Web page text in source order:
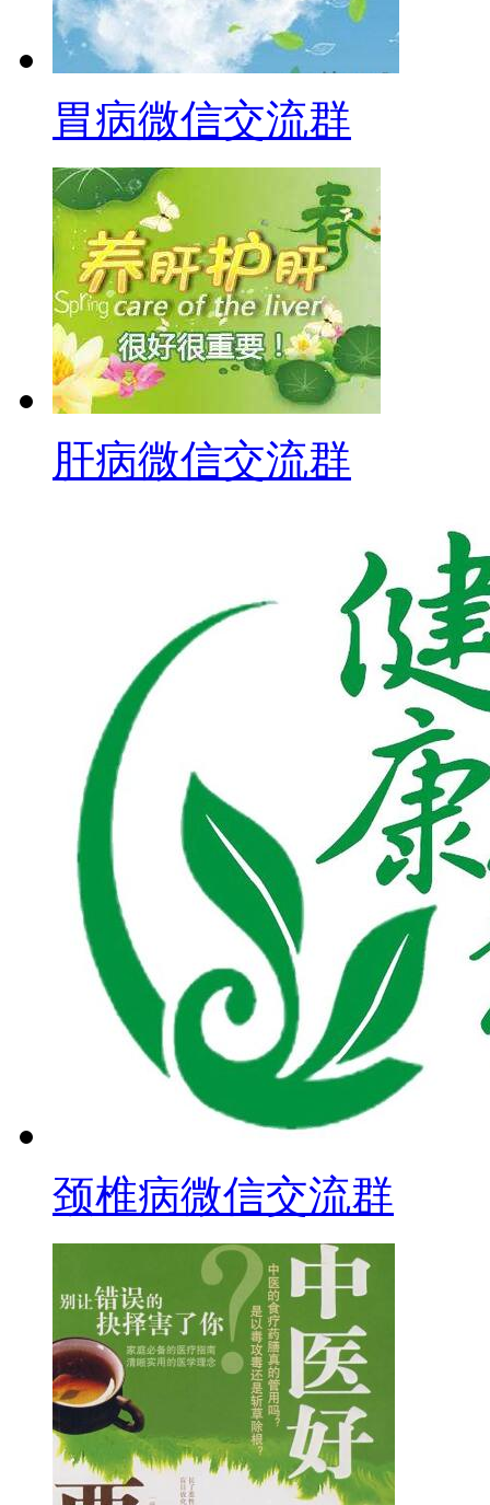
胃病微信交流群
肝病微信交流群
颈椎病微信交流群